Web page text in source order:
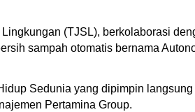
(TJSL), berkolaborasi
sampah otomatis bernama
Sedunia yang dipimpin
Pertamina Group.